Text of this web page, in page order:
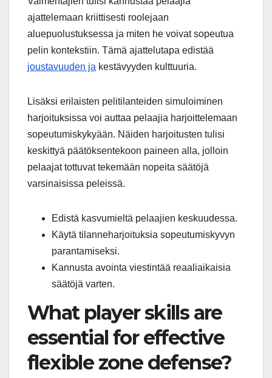
ajattelemaan kriittisesti roolejaan
aluepuolustuksessa ja miten he voivat sopeutua
pelin kontekstiin. Tämä ajattelutapa edistää
joustavuuden ja kestävyyden kulttuuria.
Lisäksi erilaisten pelitilanteiden simuloiminen
harjoituksissa voi auttaa pelaajia harjoittelemaan
sopeutumiskykyään. Näiden harjoitusten tulisi
keskittyä päätöksentekoon paineen alla, jolloin
pelaajat tottuvat tekemään nopeita säätöjä
varsinaisissa peleissä.
Edistä kasvumieltä pelaajien keskuudessa.
Käytä tilanneharjoituksia sopeutumiskyvyn
parantamiseksi.
Kannusta avointa viestintää reaaliaikaisia
säätöjä varten.
What player skills are
essential for effective
flexible zone defense?